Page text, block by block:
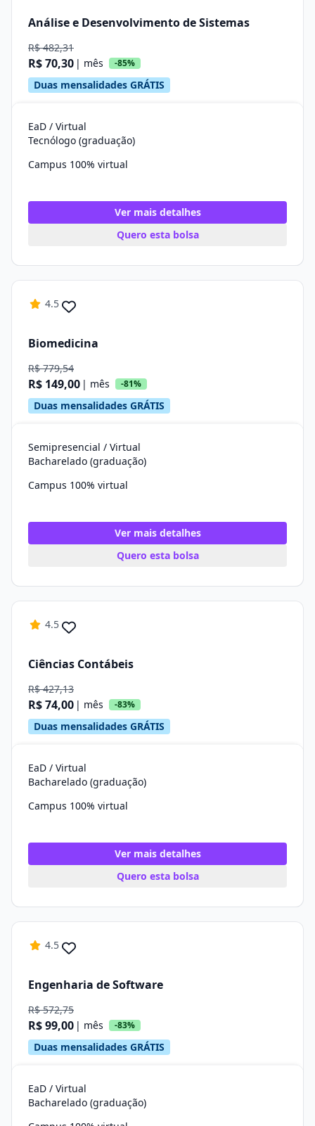
Análise e Desenvolvimento de Sistemas
R$ 482,31
R$ 70,30 | mês -85%
Duas mensalidades GRÁTIS
EaD / Virtual
Tecnólogo (graduação)
Campus 100% virtual
Ver mais detalhes
Quero esta bolsa
4.5
Biomedicina
R$ 779,54
R$ 149,00 | mês -81%
Duas mensalidades GRÁTIS
Semipresencial / Virtual
Bacharelado (graduação)
Campus 100% virtual
Ver mais detalhes
Quero esta bolsa
4.5
Ciências Contábeis
R$ 427,13
R$ 74,00 | mês -83%
Duas mensalidades GRÁTIS
EaD / Virtual
Bacharelado (graduação)
Campus 100% virtual
Ver mais detalhes
Quero esta bolsa
4.5
Engenharia de Software
R$ 572,75
R$ 99,00 | mês -83%
Duas mensalidades GRÁTIS
EaD / Virtual
Bacharelado (graduação)